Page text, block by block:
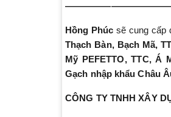
Hồng Phúc sẽ cung cấp
Thạch Bàn, Bạch Mã,
Mỹ PEFETTO, TTC, Á
Gạch nhập khẩu Châu
CÔNG TY TNHH XÂY